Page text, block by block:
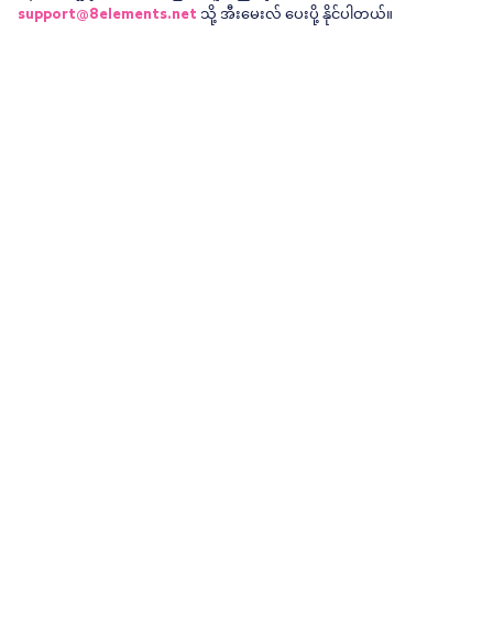
support@8elements.net သို့ အီးမေးလ် ပေးပို့ နိုင်ပါတယ်။